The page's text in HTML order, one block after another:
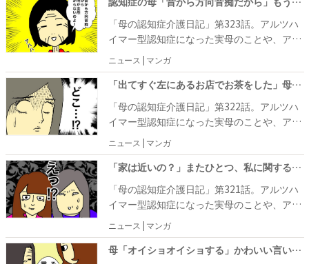
説得すると「半分こしない！？」と言いだ
し、ひとりで10本以上食べようとしている食
欲旺盛なあーちゃんに、ワフウフさんはあき
れてしまいました。
しばらくするとまた元のすり足に戻ってしま
います。あーちゃんが「言われないとわから
ないから、言ってね！」と言うので、ワフウ
フさん姉妹も毎回注意をするのですが、「言
われないとわからないわねえ」と言って、注
意されたことに驚いてばかりで、同じやりと
りを繰り返しています。そして、最終的には
年齢を言い訳にしたり開き直ったりして、ラ
クを求める姿が見られるようになり、ワフウ
フさんは複雑な気持ちでいました。
と驚いていました。何度も行っている場所な
のに忘れてしまったの……！？ と、ワフウフ
さんはびっくり。さらに、バスで施設に帰ろ
うとすると「私はひとりで帰れるから！」と
言いだしたあーちゃん。降りるバス停はわか
るのかと聞いても、外を見ていればわかると
自信満々に言います。なんとか説得して一緒
に帰ることになりましたが、いざ帰ってみる
と、バスに乗っている途中で「どこで降りれ
ばいいのか、ワフウフちゃん知って
る……？」と不安そうな表情に……。最近の
あーちゃんは、とにかく場所がわからなくな
っているようです。
るのが嫌だと言いだした、母・あーちゃん。
何度教わっても覚えられずにおもしろくなく
なったからという理由に加えて、あーちゃん
の義理堅い性格も関係しているようです。あ
ーちゃんは何度も教えてもらっていることを
気にしているようで「ただで教えてもらうの
は、なんだか悪いじゃない？」と言います。
そして「Aさんに悪いから、今度お茶でもご
ちそうしなくちゃと思ってるの！」とも言っ
ていたので、てっきり施設内の自動販売機で
飲み物を買ってあげる程度かと思っていた
ら……。「前も2人でお茶したわよ！ 出てす
ぐ左に行ったところのお店！」と、自信満々
に言うので、ワフウフさんは驚きを隠せませ
んでした……。そんな場所にお店はなく、も
ちろん自由に外出もできる状況ではありませ
ん。衝撃の発言が続き、Aさんへのお礼は気
「母の認知症介護日記」第323話。アルツハ
イマー型認知症になった実母のことや、アラ
フィフ主婦の日常をあれこれ書き連ねるワフ
ウフさん。自身の体験をマンガにしていま
す。 ワフウフさんの家から近い▲駅を歩いて
いたときのこと。母・あーちゃんが「ここは
どこなの？」とキョロキョロしていたので、
ワフウフさんが「▲駅だよ！」と教えると、
「ああ、▲駅ね！」と理解している様子を見
せたあーちゃん。しかし、すぐに「ワフウフ
ちゃんの家はここから近いの？」と聞かれ、
ワフウフさんは自分の家の場所も忘れられて
しまったのかと、驚きます。なぜか自分に関
する記憶をなくしがちなあーちゃんの姿を見
ながら、ワフウフさんは「どちら様？」と聞
かれてしまう未来を想像してしまうのでし
ニュース | マンガ
「出てすぐ左にあるお店でお茶をした」母よ、そんな場所にお店はないです #母の認知症介護日記 322
「母の認知症介護日記」第322話。アルツハ
イマー型認知症になった実母のことや、アラ
フィフ主婦の日常をあれこれ書き連ねるワフ
ウフさん。自身の体験をマンガにしていま
す。 母・あーちゃんが通う認知症の病院は、
以前ダンスのレッスンに通っていたときの乗
り継ぎ駅にあります。そのせいか、駅の名前
を聞いたあーちゃんは、ダンスの記憶だけが
呼び起こされて「そういえば私ねえ、ダンス
をやめちゃったのよ」と、突然言いだしまし
た。しかし、やめた理由は「発表会の参加を
ニュース | マンガ
「家は近いの？」またひとつ、私に関する情報が母の頭の中から消えた日 #母の認知症介護日記 321
「母の認知症介護日記」第321話。アルツハ
イマー型認知症になった実母のことや、アラ
フィフ主婦の日常をあれこれ書き連ねるワフ
ウフさん。自身の体験をマンガにしていま
す。 先日、病院に行った帰りに母・あーちゃ
ニュース | マンガ
母「オイショオイショする」かわいい言い間違いも、悲しく思えてきて #母の認知症介護日記 320